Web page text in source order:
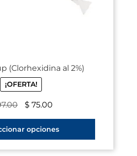
(Clorhexidina al 2%)
¡OFERTA!
$ 75.00
opciones